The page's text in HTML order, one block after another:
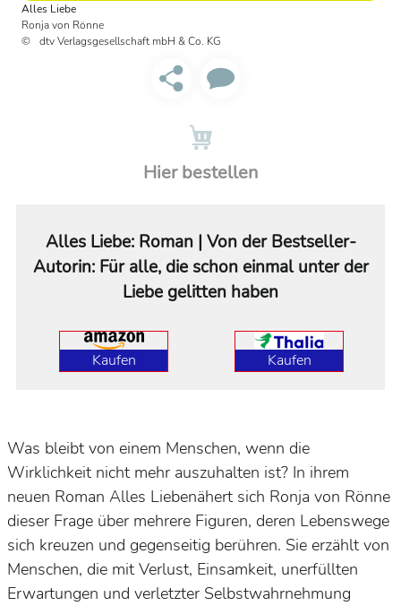
Alles Liebe
Ronja von Rönne
dtv Verlagsgesellschaft mbH & Co. KG
Hier bestellen
Alles Liebe: Roman | Von der Bestseller-
Autorin: Für alle, die schon einmal unter der
Liebe gelitten haben
Kaufen Kaufen
Was bleibt von einem Menschen, wenn die
Wirklichkeit nicht mehr auszuhalten ist? In ihrem
neuen Roman Alles Liebenähert sich Ronja von Rönne
dieser Frage über mehrere Figuren, deren Lebenswege
sich kreuzen und gegenseitig berühren. Sie erzählt von
Menschen, die mit Verlust, Einsamkeit, unerfüllten
Erwartungen und verletzter Selbstwahrnehmung